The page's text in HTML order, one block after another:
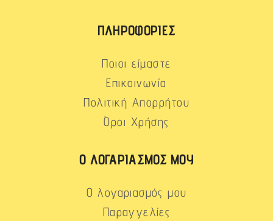
ΠΛΗΡΟΦΟΡΊΕΣ
Ποιοι είμαστε
Επικοινωνία
Πολιτική Απορρήτου
Όροι Χρήσης
Ο ΛΟΓΑΡΙΑΣΜΌΣ ΜΟΥ
Ο λογαριασμός μου
Παραγγελίες